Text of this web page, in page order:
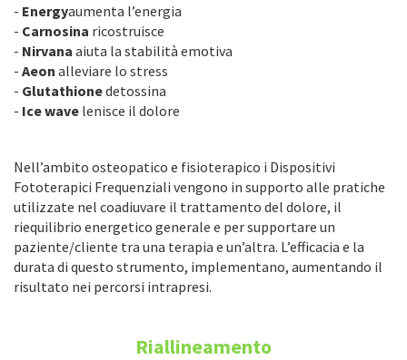
- Energyaumenta l’energia
- Carnosina ricostruisce
- Nirvana aiuta la stabilità emotiva
- Aeon alleviare lo stress
- Glutathionedetossina
- Ice wave lenisce il dolore
Nell’ambito osteopatico e fisioterapico i Dispositivi
Fototerapici Frequenziali vengono in supporto alle pratiche
utilizzate nel coadiuvare il trattamento del dolore, il
riequilibrio energetico generale e per supportare un
paziente/cliente tra una terapia e un’altra. L’efficacia e la
durata di questo strumento, implementano, aumentando il
risultato nei percorsi intrapresi.
Riallineamento